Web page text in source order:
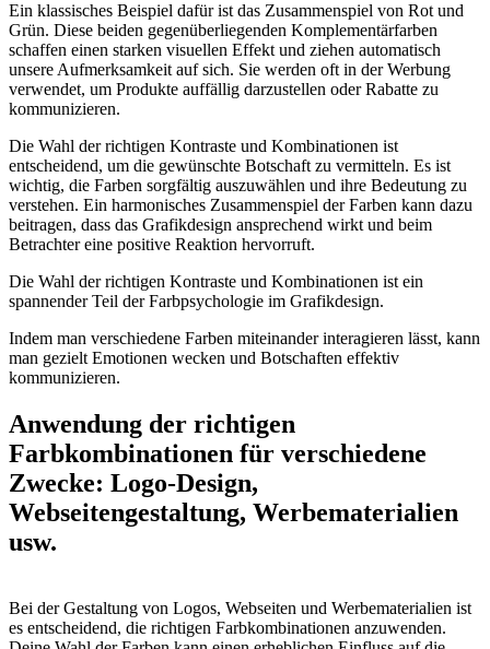
Ein klassisches Beispiel dafür ist das Zusammenspiel von Rot und
Grün. Diese beiden gegenüberliegenden Komplementärfarben
schaffen einen starken visuellen Effekt und ziehen automatisch
unsere Aufmerksamkeit auf sich. Sie werden oft in der Werbung
verwendet, um Produkte auffällig darzustellen oder Rabatte zu
kommunizieren.
Die Wahl der richtigen Kontraste und Kombinationen ist
entscheidend, um die gewünschte Botschaft zu vermitteln. Es ist
wichtig, die Farben sorgfältig auszuwählen und ihre Bedeutung zu
verstehen. Ein harmonisches Zusammenspiel der Farben kann dazu
beitragen, dass das Grafikdesign ansprechend wirkt und beim
Betrachter eine positive Reaktion hervorruft.
Die Wahl der richtigen Kontraste und Kombinationen ist ein
spannender Teil der Farbpsychologie im Grafikdesign.
Indem man verschiedene Farben miteinander interagieren lässt, kann
man gezielt Emotionen wecken und Botschaften effektiv
kommunizieren.
Anwendung der richtigen
Farbkombinationen für verschiedene
Zwecke: Logo-Design,
Webseitengestaltung, Werbematerialien
usw.
Bei der Gestaltung von Logos, Webseiten und Werbematerialien ist
es entscheidend, die richtigen Farbkombinationen anzuwenden.